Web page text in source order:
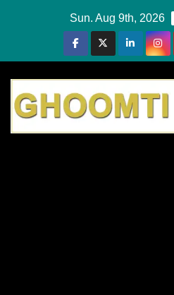
Sun. Aug 9th, 2026